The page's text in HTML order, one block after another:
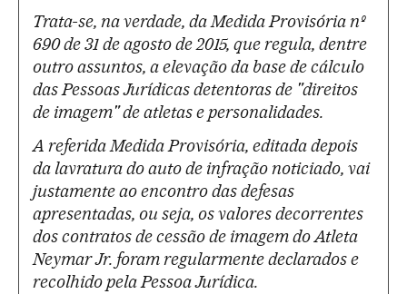
Trata-se, na verdade, da Medida Provisória nº
690 de 31 de agosto de 2015, que regula, dentre
outro assuntos, a elevação da base de cálculo
das Pessoas Jurídicas detentoras de "direitos
de imagem" de atletas e personalidades.
A referida Medida Provisória, editada depois
da lavratura do auto de infração noticiado, vai
justamente ao encontro das defesas
apresentadas, ou seja, os valores decorrentes
dos contratos de cessão de imagem do Atleta
Neymar Jr. foram regularmente declarados e
recolhido pela Pessoa Jurídica.